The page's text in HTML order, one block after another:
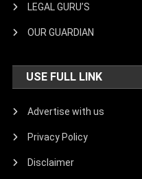
LEGAL GURU’S
OUR GUARDIAN
USE FULL LINK
Advertise with us
Privacy Policy
Disclaimer